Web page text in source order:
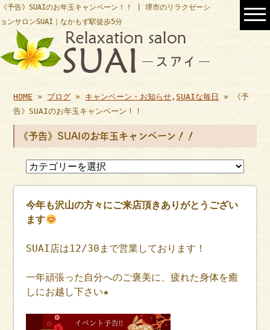
《予告》SUAIのお年玉キャンペーン！！ | 堺市のリラクゼーシ
ョンサロンSUAI｜なかもず駅徒歩5分
HOME » ブログ » キャンペーン・お知らせ ,SUAIな毎日
» 《予
告》SUAIのお年玉キャンペーン！！
《予告》SUAIのお年玉キャンペーン！！
今年も沢山の方々にご来店頂きありがとうござい
ます
SUAI店は12/30まで営業しております！
一年頑張った自分へのご褒美に、疲れた身体を癒
しにお越し下さい★